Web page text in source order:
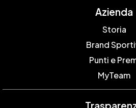
Azienda
Storia
Brand
Punti e
MyTeam